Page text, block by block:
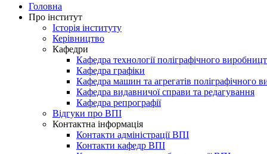
Головна
Про інститут
Історія інституту
Керівництво
Кафедри
Кафедра технології поліграфічного
Кафедра графіки
Кафедра машин та агрегатів поліграфічного
Кафедра видавничої справи та редагування
Кафедра репрографії
Відгуки про ВПІ
Контактна інформація
Контакти адміністрації ВПІ
Контакти кафедр ВПІ